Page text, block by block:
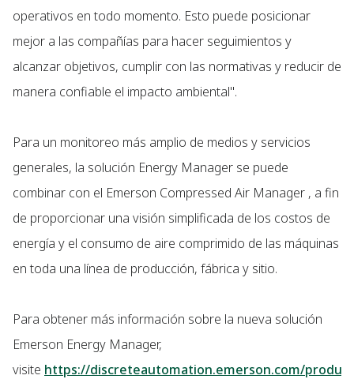
operativos en todo momento. Esto puede posicionar
mejor a las compañías para hacer seguimientos y
alcanzar objetivos, cumplir con las normativas y reducir de
manera confiable el impacto ambiental".
Para un monitoreo más amplio de medios y servicios
generales, la solución Energy Manager se puede
combinar con el Emerson Compressed Air Manager , a fin
de proporcionar una visión simplificada de los costos de
energía y el consumo de aire comprimido de las máquinas
en toda una línea de producción, fábrica y sitio.
Para obtener más información sobre la nueva solución
Emerson Energy Manager,
visite https://discreteautomation.emerson.com/